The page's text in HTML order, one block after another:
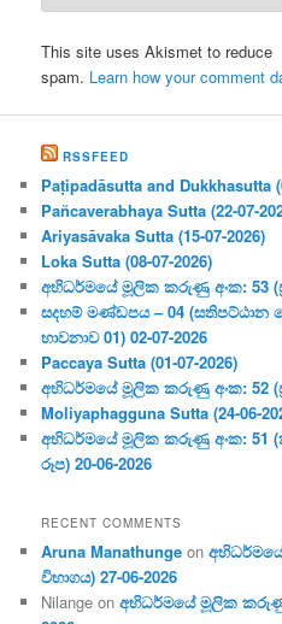
This site uses Akismet to reduce
spam. Learn how your comment
RSSFEED
Paṭipadāsutta and Dukkhasutta
Pañcaverabhaya Sutta (22-07-
Ariyasāvaka Sutta (15-07-2026)
Loka Sutta (08-07-2026)
අභිධර්මයේ මූලික කරුණු අංක: 53
සදහම් මණ්ඩපය – 04 (සතිපට්ඨාන
භාවනාව 01) 02-07-2026
Paccaya Sutta (01-07-2026)
අභිධර්මයේ මූලික කරුණු අංක: 52
Moliyaphagguna Sutta (24-06-
අභිධර්මයේ මූලික කරුණු අංක: 51
රූප) 20-06-2026
RECENT COMMENTS
Aruna Manathunge on
විභාගය) 27-06-2026
Nilange onඅභිධර්මයේ මූලික කරුණු